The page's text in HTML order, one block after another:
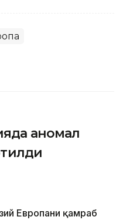
аномал
Европани қамраб